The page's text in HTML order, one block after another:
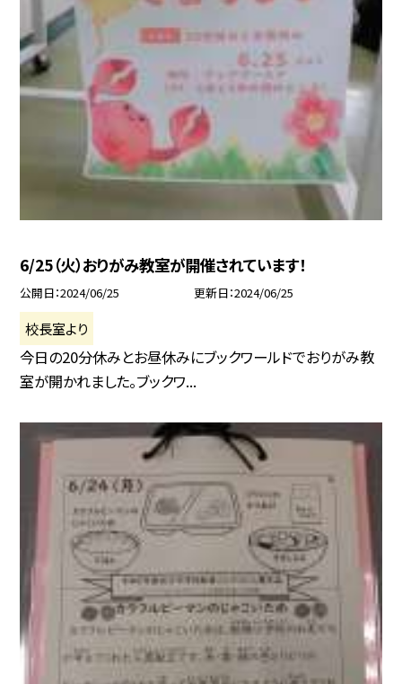
6/25（火）おりがみ教室が開催されています！
公開日 2024/06/25 更新日 2024/06/25
校長室より
今日の20分休みとお昼休みにブックワールドでおりがみ教
室が開かれました。ブックワ...